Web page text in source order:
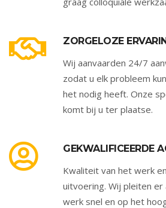
ZORGELOZE
Wij aanvaarden 24/7
zodat u elk probleem
het nodig heeft. Onze
komt bij u ter plaatse.
GEKWALIFICEERDE
Kwaliteit van het werk
uitvoering. Wij pleiten
werk snel en op het